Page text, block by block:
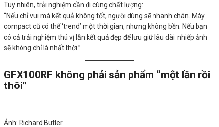
Tuy nhiên, trải nghiệm cần đi cùng chất lượng:
“Nếu chỉ vui mà kết quả không tốt, người dùng sẽ nhanh chán. Máy
compact cũ có thể ‘trend’ một thời gian, nhưng không bền. Nếu bạn
có cả trải nghiệm thú vị lẫn kết quả đẹp để lưu giữ lâu dài, nhiếp ảnh
sẽ không chỉ là nhất thời.”
GFX100RF không phải sản phẩm “một lần rồi
thôi”
Ảnh: Richard Butler